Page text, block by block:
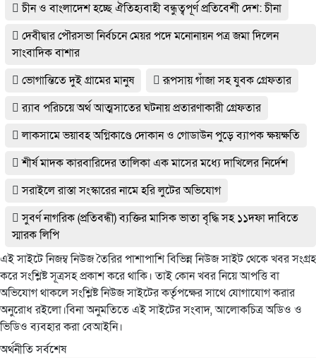
চীন ও বাংলাদেশ হচ্ছে ঐতিহ্যবাহী বন্ধুত্বপূর্ণ প্রতিবেশী দেশ: চীনা
দেবীদ্বার পৌরসভা নির্বচনে মেয়র পদে মনোনায়ন পত্র জমা দিলেন
সাংবাদিক বাশার
ভোগান্তিতে দুই গ্রামের মানুষ
রূপসায় গাঁজা সহ যুবক গ্রেফতার
র‌্যাব পরিচয়ে অর্থ আত্মসাতের ঘটনায় প্রতারণাকারী গ্রেফতার
লাকসামে ভয়াবহ অগ্নিকাণ্ডে দোকান ও গোডাউন পুড়ে ব‍্যাপক ক্ষয়ক্ষতি
শীর্ষ মাদক কারবারিদের তালিকা এক মাসের মধ্যে দাখিলের নির্দেশ
সরাইলে রাস্তা সংস্কারের নামে হরি লুটের অভিযোগ
সুবর্ণ নাগরিক (প্রতিবন্ধী) ব্যক্তির মাসিক ভাতা বৃদ্ধি সহ ১১দফা দাবিতে
স্মারক লিপি
এই সাইটে নিজম্ব নিউজ তৈরির পাশাপাশি বিভিন্ন নিউজ সাইট থেকে খবর সংগ্রহ
করে সংশ্লিষ্ট সূত্রসহ প্রকাশ করে থাকি। তাই কোন খবর নিয়ে আপত্তি বা
অভিযোগ থাকলে সংশ্লিষ্ট নিউজ সাইটের কর্তৃপক্ষের সাথে যোগাযোগ করার
অনুরোধ রইলো।বিনা অনুমতিতে এই সাইটের সংবাদ, আলোকচিত্র অডিও ও
ভিডিও ব্যবহার করা বেআইনি।
অর্থনীতি সর্বশেষ